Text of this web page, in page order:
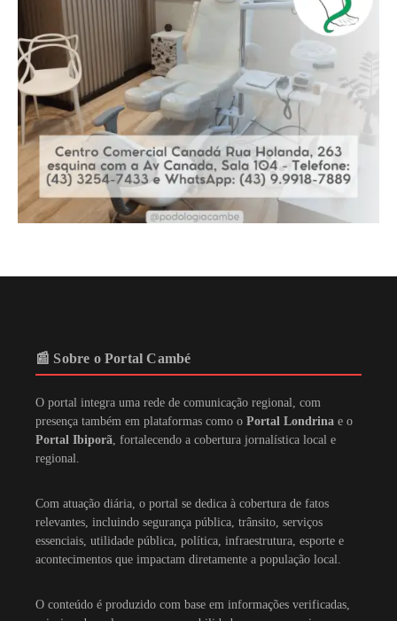
📰 Sobre o Portal Cambé
O portal integra uma rede de comunicação regional, com
presença também em plataformas como o Portal Londrina e o
Portal Ibiporã , fortalecendo a cobertura jornalística local e
regional.
Com atuação diária, o portal se dedica à cobertura de fatos
relevantes, incluindo segurança pública, trânsito, serviços
essenciais, utilidade pública, política, infraestrutura, esporte e
acontecimentos que impactam diretamente a população local.
O conteúdo é produzido com base em informações verificadas,